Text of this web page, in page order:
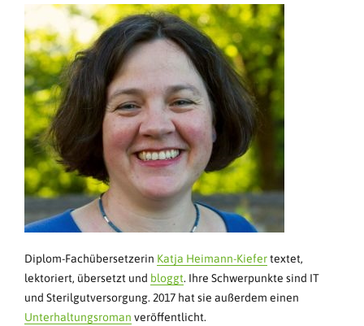
Diplom-Fachübersetzerin Katja Heimann-Kiefertextet,
lektoriert, übersetzt und bloggt. Ihre Schwerpunkte sind IT
und Sterilgutversorgung. 2017 hat sie außerdem einen
Unterhaltungsroman veröffentlicht.